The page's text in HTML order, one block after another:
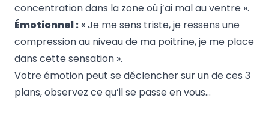
concentration dans la zone où j’ai mal au ventre ».
Émotionnel : « Je me sens triste, je ressens une
compression au niveau de ma poitrine, je me place
dans cette sensation ».
Votre émotion peut se déclencher sur un de ces 3
plans, observez ce qu’il se passe en vous…